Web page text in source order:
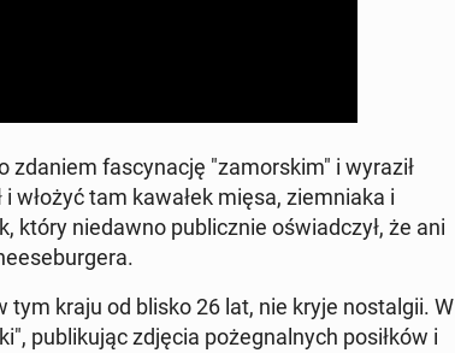
zdaniem fa­scy­na­cję "za­mor­skim" i wyraził
włożyć tam kawałek mięsa, ziem­nia­ka i
który nie­daw­no pu­blicz­nie oświad­czył, że ani
tym kraju od blisko 26 lat, nie kryje no­stal­gii. W
pu­bli­ku­jąc zdjęcia po­że­gnal­nych po­sił­ków i